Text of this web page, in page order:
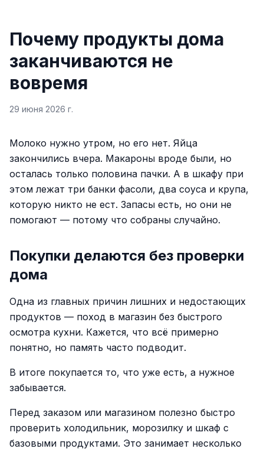
Почему продукты дома
заканчиваются не
вовремя
29 июня 2026 г.
Молоко нужно утром, но его нет. Яйца
закончились вчера. Макароны вроде были, но
осталась только половина пачки. А в шкафу при
этом лежат три банки фасоли, два соуса и крупа,
которую никто не ест. Запасы есть, но они не
помогают — потому что собраны случайно.
Покупки делаются без проверки
дома
Одна из главных причин лишних и недостающих
продуктов — поход в магазин без быстрого
осмотра кухни. Кажется, что всё примерно
понятно, но память часто подводит.
В итоге покупается то, что уже есть, а нужное
забывается.
Перед заказом или магазином полезно быстро
проверить холодильник, морозилку и шкаф с
базовыми продуктами. Это занимает несколько